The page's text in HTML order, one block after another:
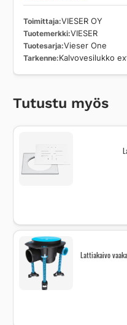
Toimittaja VIESER OY
Tuotemerkki VIESER
Tuotesarja Vieser One
Tarkenne Kalvovesilukko
Tutustu myös
Lattiakaivo